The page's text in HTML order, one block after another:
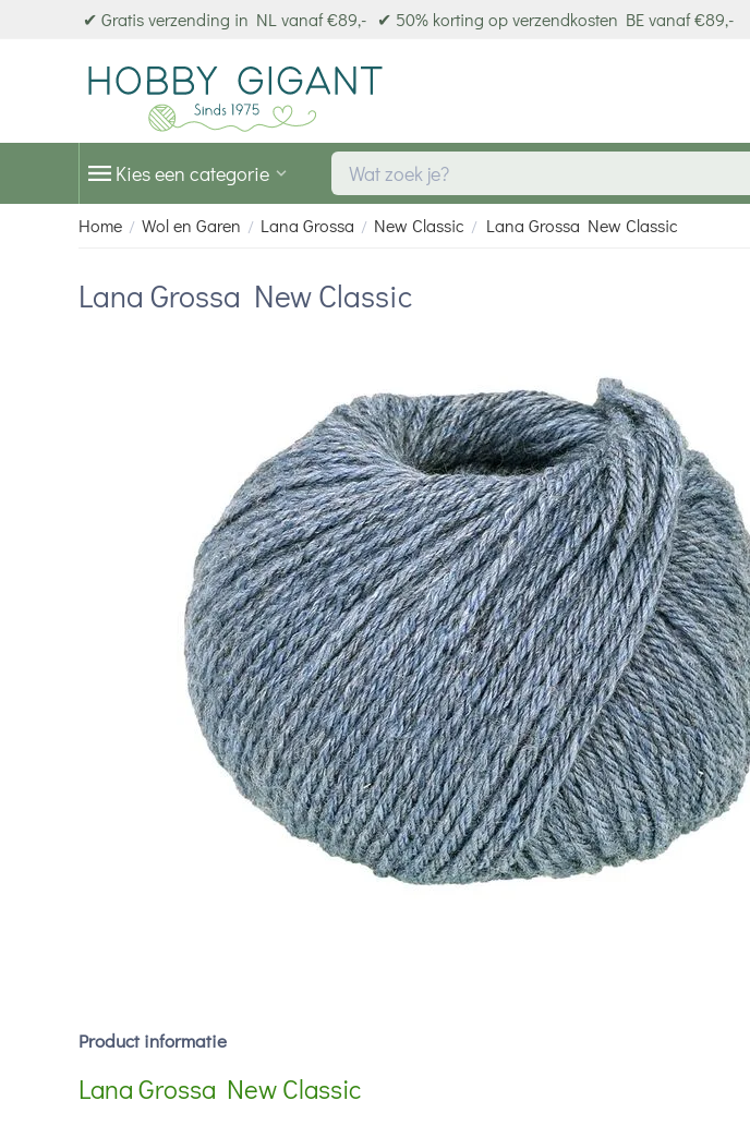
✔ Gratis verzending in NL vanaf €89,- ✔ 50% korting op verzendkosten BE vanaf €89,-
Kies een categorie
Home / Wol en Garen / Lana Grossa / New Classic / Lana Grossa New Classic
Lana Grossa New Classic
Product informatie
Lana Grossa New Classic